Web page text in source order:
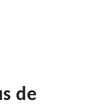
de